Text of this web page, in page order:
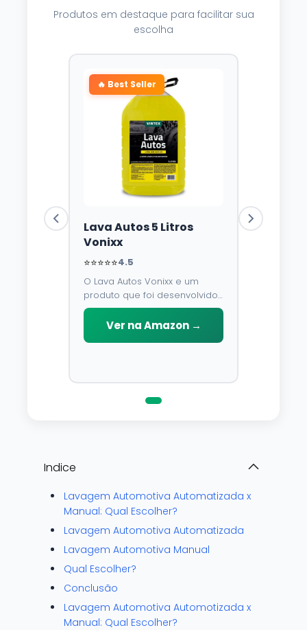
Produtos em destaque para facilitar sua
escolha
🔥 Best Seller
Lava Autos 5 Litros
Vonixx
⭐⭐⭐⭐⭐4.5
O Lava Autos Vonixx e um
produto que foi desenvolvido
para limpar, proteger e
conservar a lataria do veiculo.
Por possuir pH neutro, pode
Ver na Amazon →
Indice
Lavagem Automotiva Automatizada x
Manual: Qual Escolher?
Lavagem Automotiva Automatizada
Lavagem Automotiva Manual
Qual Escolher?
Conclusão
Lavagem Automotiva Automotizada x
Manual: Qual Escolher?